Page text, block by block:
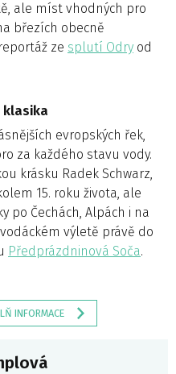
ale míst vhodných pro
březích obecně
ze splutí Odry od
klasika
evropských řek,
za každého stavu vody.
krásku Radek Schwarz,
15. roku života, ale
po Čechách, Alpách i na
výletě právě do
Předprázdninová Soča.
INFORMACE